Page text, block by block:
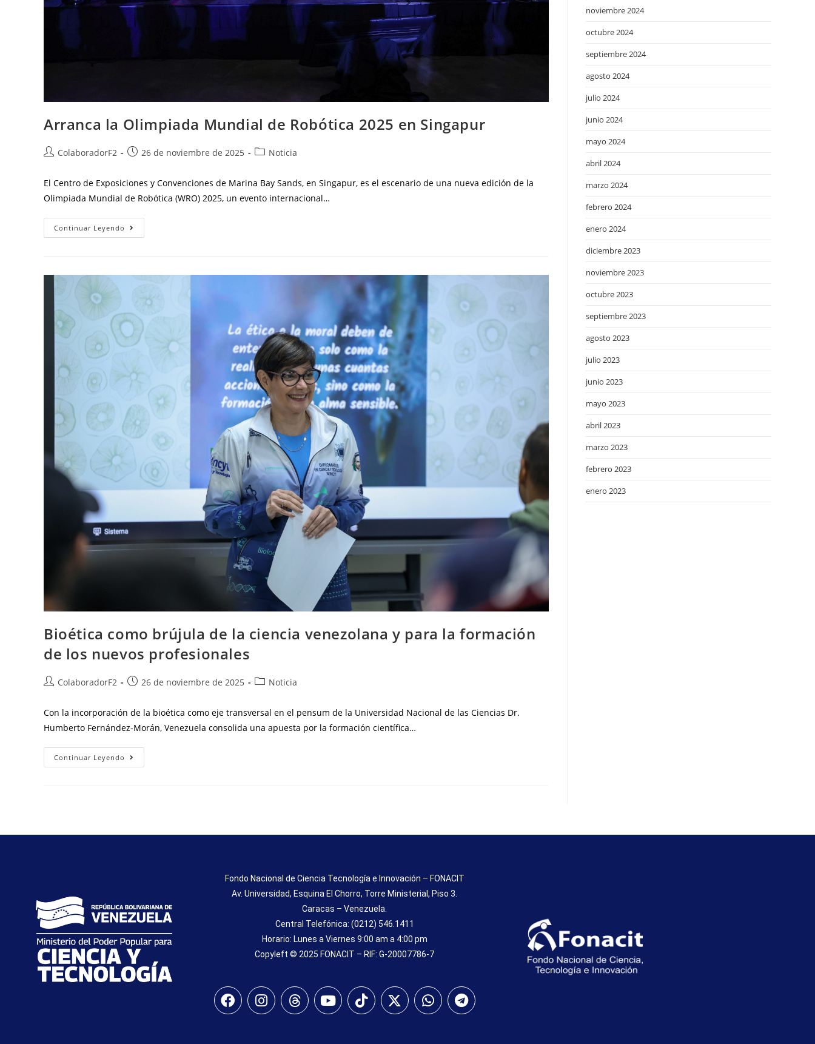
Arranca la Olimpiada Mundial de Robótica 2025 en Singapur
ColaboradorF2 26 de noviembre de 2025 Noticia
El Centro de Exposiciones y Convenciones de Marina Bay Sands, en Singapur, es el escenario de una nueva edición de la
Olimpiada Mundial de Robótica (WRO) 2025, un evento internacional…
Continuar Leyendo
Bioética como brújula de la ciencia venezolana y para la formación
de los nuevos profesionales
ColaboradorF2 26 de noviembre de 2025 Noticia
Con la incorporación de la bioética como eje transversal en el pensum de la Universidad Nacional de las Ciencias Dr.
Humberto Fernández-Morán, Venezuela consolida una apuesta por la formación científica…
Continuar Leyendo
noviembre 2024
octubre 2024
septiembre 2024
agosto 2024
julio 2024
junio 2024
mayo 2024
abril 2024
marzo 2024
febrero 2024
enero 2024
diciembre 2023
noviembre 2023
octubre 2023
septiembre 2023
agosto 2023
julio 2023
junio 2023
mayo 2023
abril 2023
marzo 2023
febrero 2023
enero 2023
Fondo Nacional de Ciencia Tecnología e Innovación – FONACIT
Av. Universidad, Esquina El Chorro, Torre Ministerial, Piso 3.
Caracas – Venezuela.
Central Telefónica: (0212) 546.1411
Horario: Lunes a Viernes 9:00 am a 4:00 pm
Copyleft © 2025 FONACIT – RIF: G-20007786-7